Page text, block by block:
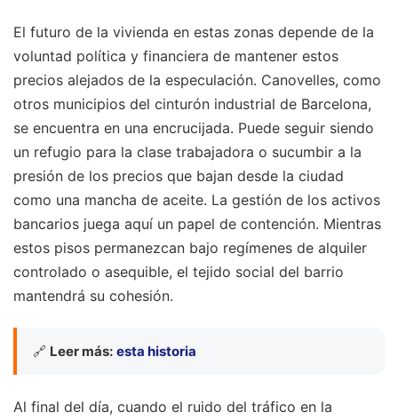
El futuro de la vivienda en estas zonas depende de la
voluntad política y financiera de mantener estos
precios alejados de la especulación. Canovelles, como
otros municipios del cinturón industrial de Barcelona,
se encuentra en una encrucijada. Puede seguir siendo
un refugio para la clase trabajadora o sucumbir a la
presión de los precios que bajan desde la ciudad
como una mancha de aceite. La gestión de los activos
bancarios juega aquí un papel de contención. Mientras
estos pisos permanezcan bajo regímenes de alquiler
controlado o asequible, el tejido social del barrio
mantendrá su cohesión.
🔗 Leer más: esta historia
Al final del día, cuando el ruido del tráfico en la